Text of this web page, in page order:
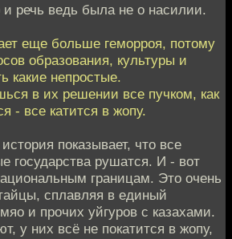
речь ведь была не о насилии.
еще больше геморроя, потому
образования, культуры и
какие непростые.
в их решении все пучком, как
- все катится в жопу.
показывает, что все
государства рушатся. И - вот
границам. Это очень
сплавляя в единый
и прочих уйгуров с казахами.
у них всё не покатится в жопу,